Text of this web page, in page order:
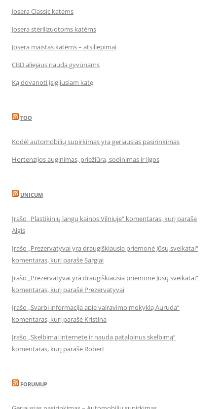
Josera Classic katėms
Josera sterilizuotoms katėms
Josera maistas katėms – atsiliepimai
CBD aliejaus nauda gyvūnams
Ką dovanoti įsigijusiam katę
TOO
Kodėl automobilių supirkimas yra geriausias pasirinkimas
Hortenzijos auginimas, priežiūra, sodinimas ir ligos
UNICUM
Įrašo „Plastikinių langų kainos Vilniuje“ komentaras, kurį parašė
Algis
Įrašo „Prezervatyvai yra draugiškiausia priemonė Jūsų sveikatai“
komentaras, kurį parašė Sargiai
Įrašo „Prezervatyvai yra draugiškiausia priemonė Jūsų sveikatai“
komentaras, kurį parašė Prezervatyvai
Įrašo „Svarbi informacija apie vairavimo mokyklą Auruda“
komentaras, kurį parašė Kristina
Įrašo „Skelbimai internete ir nauda patalpinus skelbimą“
komentaras, kurį parašė Robert
FORUMUP